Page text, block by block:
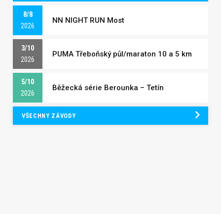
8/8
2026
NN NIGHT RUN Most
3/10
2026
PUMA Třeboňský půl/maraton 10 a 5 km
5/10
2026
Běžecká série Berounka – Tetín
VŠECHNY ZÁVODY